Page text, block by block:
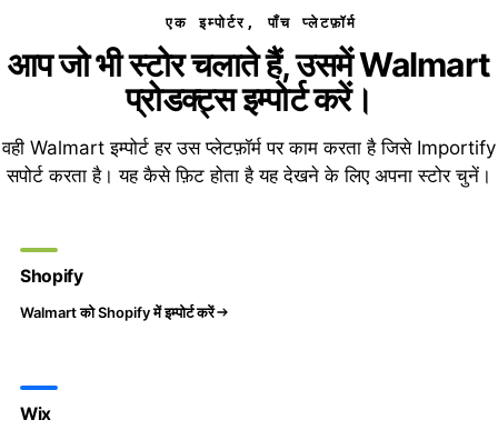
एक इम्पोर्टर, पाँच प्लेटफ़ॉर्म
आप जो भी स्टोर चलाते हैं, उसमें Walmart
प्रोडक्ट्स इम्पोर्ट करें।
वही Walmart इम्पोर्ट हर उस प्लेटफ़ॉर्म पर काम करता है जिसे Importify
सपोर्ट करता है। यह कैसे फ़िट होता है यह देखने के लिए अपना स्टोर चुनें।
Shopify
Walmart को Shopify में इम्पोर्ट करें
Wix